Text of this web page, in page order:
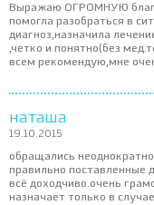
Выражаю ОГРОМНУЮ
помогла разобраться в
диагноз,назначила
,четко и понятно(без
всем рекомендую,мне
наташа
19.10.2015
обращались
правильно поставленные
всё доходчиво.очень
назначает только в